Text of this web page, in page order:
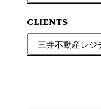
CLIENTS